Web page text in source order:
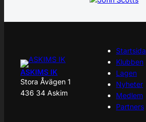
ASKIMS IK
Stora Åvägen 1
436 34 Askim
Startsida
Klubben
Lagen
Nyheter
Medlem
Partners